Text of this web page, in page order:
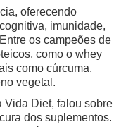
oferecendo
imunidade,
os campeões de
como o whey
como cúrcuma,
vegetal.
Vida Diet, falou sobre
dos suplementos.